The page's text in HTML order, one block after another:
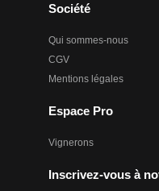
Société
Qui sommes-nous
CGV
Mentions légales
Espace Pro
Vignerons
Inscrivez-vous à